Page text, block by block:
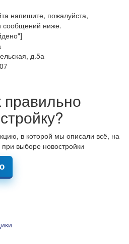
напишите, пожалуйста,
сообщений ниже.
д.5а
правильно
в которой мы описали всё, на
выборе новостройки